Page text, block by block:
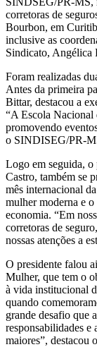
corretoras de
Bourbon, em
inclusive as
Sindicato, Angélica
Foram realizadas
Antes da primeira
Bittar, destacou a
“A Escola Nacional
promovendo
o SINDISEG/PR-
Logo em seguida,
Castro, também se
mês internacional
mulher moderna e
economia. “Em
corretoras de
nossas atenções a
O presidente falou
Mulher, que tem o
à vida institucional
quando
grande desafio que
responsabilidades e
maiores”, destacou